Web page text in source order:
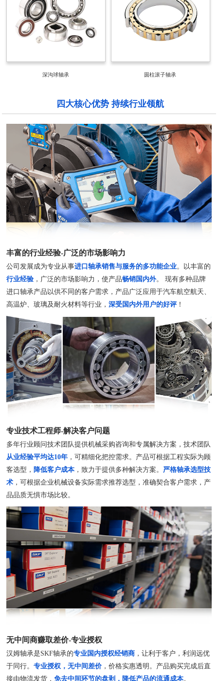
深沟球轴承 圆柱滚子轴承
四大核心优势 持续行业领航
丰富的行业经验-广泛的市场影响力
公司发展成为专业从事进口轴承销售与服务的多功能企业。以丰富的
行业经验 ，广泛的市场影响力，使产品畅销国内外。 现有多种品牌
进口轴承产品以供不同的客户需求，产品广泛应用于汽车航空航天、
高温炉、玻璃及耐火材料等行业，深受国内外用户的好评！
专业技术工程师-解决客户问题
多年行业顾问技术团队提供机械采购咨询和专属解决方案，技术团队
从业经验平均达10年 ，可精细化把控需求。产品可根据工程实际为顾
客选型， 降低客户成本，致力于提供多种解决方案。 严格轴承选型技
术 ，可根据企业机械设备实际需求推荐选型，准确契合客户需求，产
品品质无惧市场比较。
无中间商赚取差价-专业授权
汉姆轴承是SKF轴承的专业国内授权经销商 ，让利于客户，利润远优
于同行。专业授权，无中间差价 ，价格实惠透明。产品购买完成后直
接由物流发货，免去中间环节的盘剥，降低产品的流通成本。